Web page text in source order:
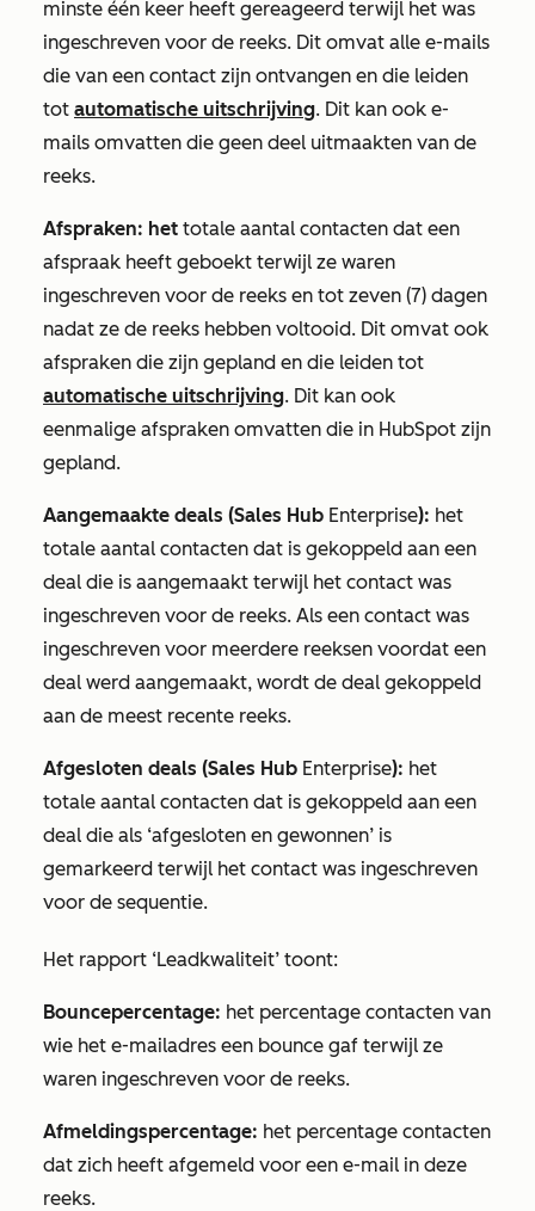
minste één keer heeft gereageerd terwijl het was
ingeschreven voor de reeks. Dit omvat alle e-mails
die van een contact zijn ontvangen en die leiden
tot automatische uitschrijving. Dit kan ook e-
mails omvatten die geen deel uitmaakten van de
reeks.
Afspraken: het totale aantal contacten dat een
afspraak heeft geboekt terwijl ze waren
ingeschreven voor de reeks en tot zeven (7) dagen
nadat ze de reeks hebben voltooid. Dit omvat ook
afspraken die zijn gepland en die leiden tot
automatische uitschrijving. Dit kan ook
eenmalige afspraken omvatten die in HubSpot zijn
gepland.
Aangemaakte deals (Sales Hub Enterprise): het
totale aantal contacten dat is gekoppeld aan een
deal die is aangemaakt terwijl het contact was
ingeschreven voor de reeks. Als een contact was
ingeschreven voor meerdere reeksen voordat een
deal werd aangemaakt, wordt de deal gekoppeld
aan de meest recente reeks.
Afgesloten deals (Sales Hub Enterprise): het
totale aantal contacten dat is gekoppeld aan een
deal die als ‘afgesloten en gewonnen’ is
gemarkeerd terwijl het contact was ingeschreven
voor de sequentie.
Het rapport ‘Leadkwaliteit’ toont:
Bouncepercentage: het percentage contacten van
wie het e-mailadres een bounce gaf terwijl ze
waren ingeschreven voor de reeks.
Afmeldingspercentage: het percentage contacten
dat zich heeft afgemeld voor een e-mail in deze
reeks.